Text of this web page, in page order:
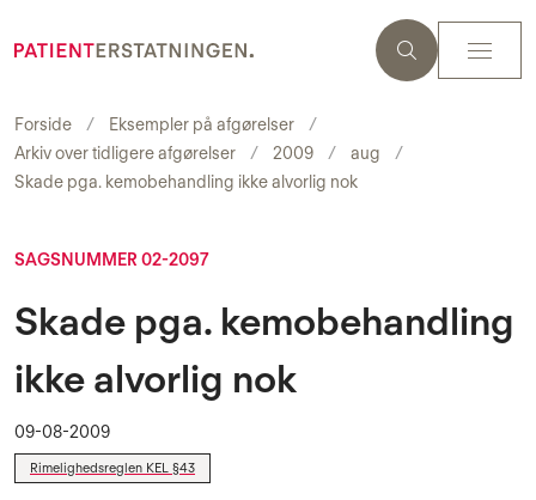
Forside
Eksempler på afgørelser
Arkiv over tidligere afgørelser
2009
aug
Skade pga. kemobehandling ikke alvorlig nok
SAGSNUMMER 02-2097
Skade pga. kemobehandling
ikke alvorlig nok
09-08-2009
Rimelighedsreglen KEL §43